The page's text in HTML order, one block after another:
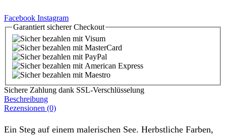
Facebook Instagram
Garantiert sichererCheckout
Sichere Zahlung dank SSL-Verschlüsselung
Beschreibung
Rezensionen (0)
Ein Steg auf einem malerischen See. Herbstliche Farben,